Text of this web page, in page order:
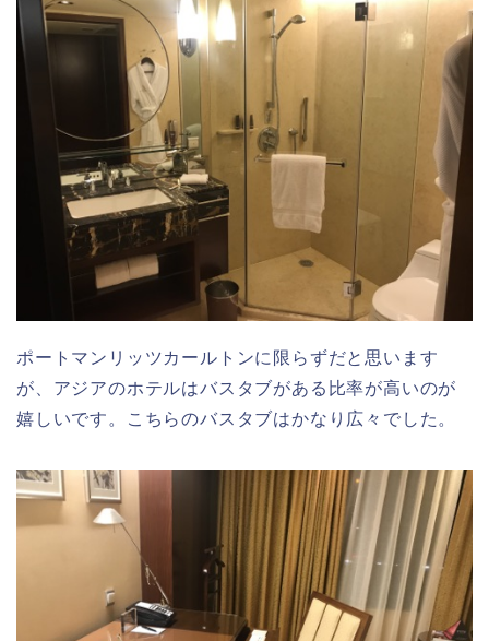
ポートマンリッツカールトンに限らずだと思います
が、アジアのホテルはバスタブがある比率が高いのが
嬉しいです。こちらのバスタブはかなり広々でした。